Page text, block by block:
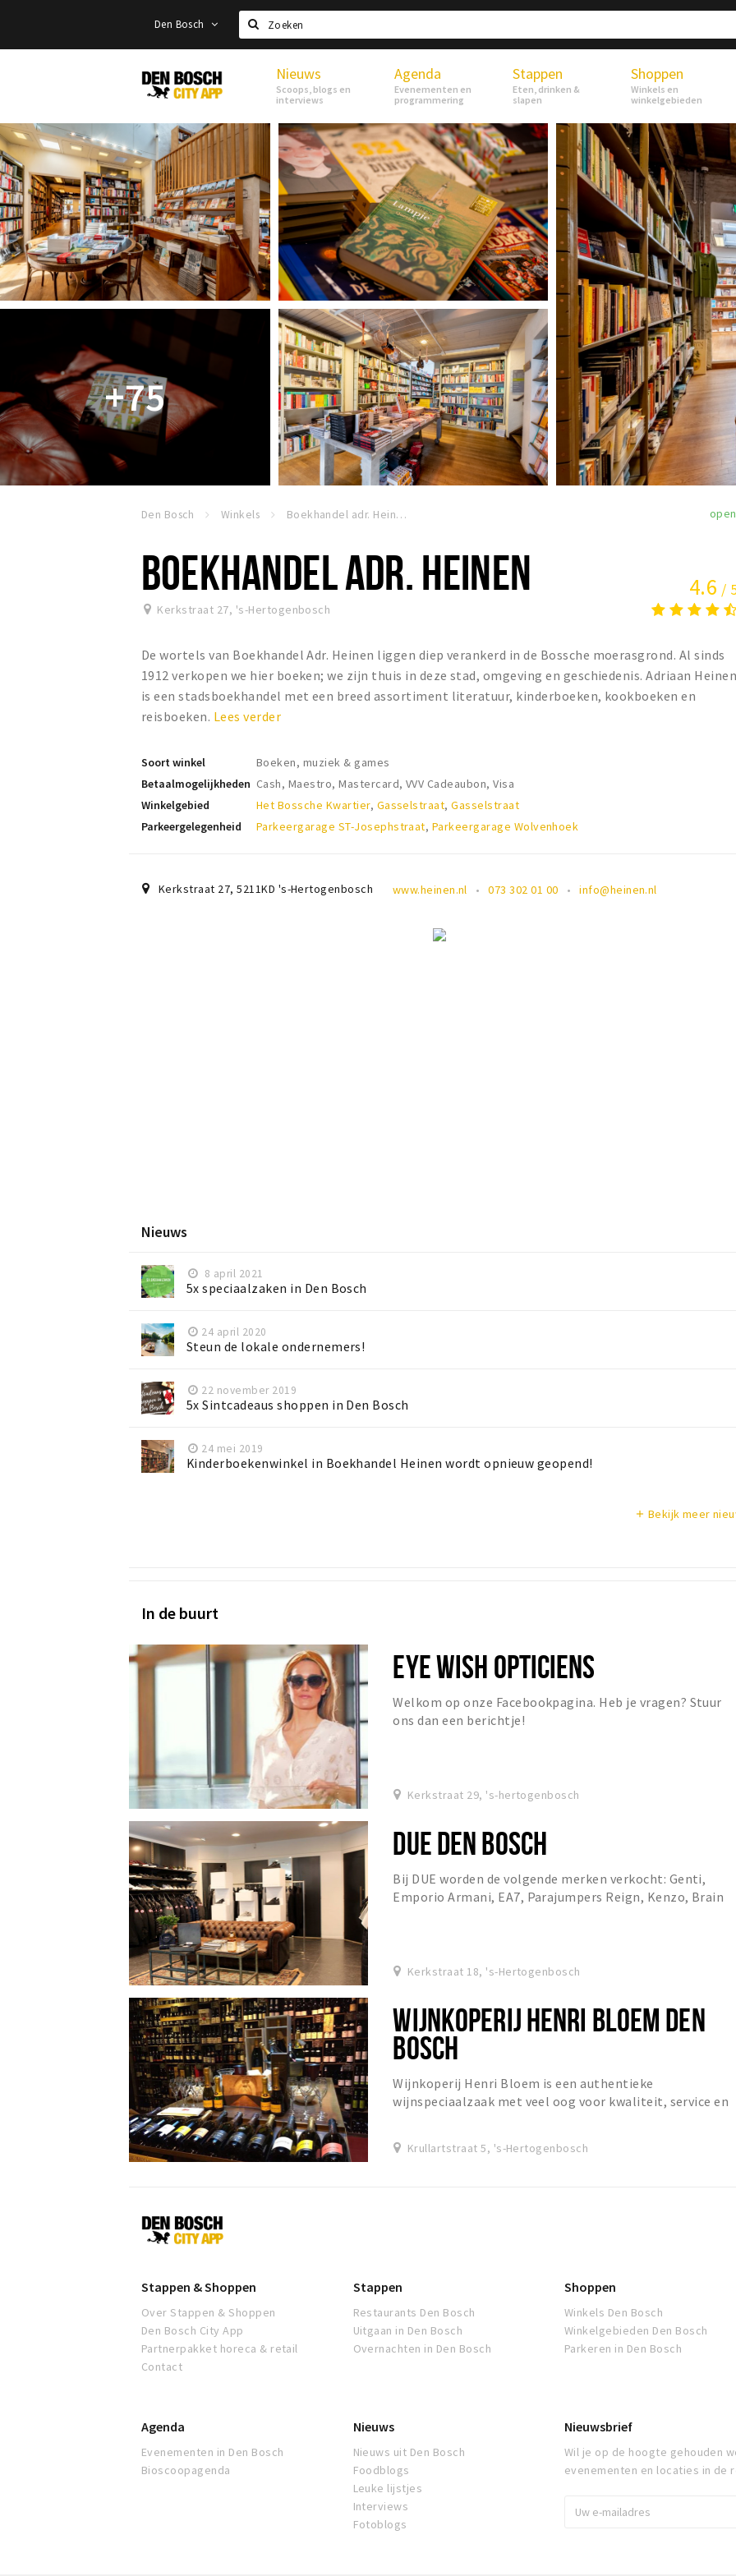
Den Bosch
Zoeken
Den
Bosch
Nieuws
Scoops, blogs en
interviews
Agenda
Evenementen en
programmering
Stappen
Eten, drinken &
slapen
Shoppen
Winkels en
winkelgebieden
+75
Den Bosch Winkels Boekhandel adr. Heinen open
BOEKHANDEL ADR. HEINEN
Kerkstraat 27, 's-Hertogenbosch
4.6 /
De wortels van Boekhandel Adr. Heinen liggen diep verankerd in de Bossche moerasgrond. Al sinds
1912 verkopen we hier boeken; we zijn thuis in deze stad, omgeving en geschiedenis. Adriaan
is een stadsboekhandel met een breed assortiment literatuur, kinderboeken, kookboeken en
reisboeken. Lees verder
Soort winkel
Boeken, muziek & games
Betaalmogelijkheden Cash, Maestro, Mastercard, VVV Cadeaubon, Visa
Winkelgebied
Het Bossche Kwartier, Gasselstraat,Gasselstraat
Parkeergelegenheid
Parkeergarage ST-Josephstraat, Parkeergarage Wolvenhoek
Kerkstraat 27,5211KD 's-Hertogenbosch www.heinen.nl 073 302 01 00 info@heinen.nl
Nieuws
8 april 2021
5x speciaalzaken in Den Bosch
24 april 2020
Steun de lokale ondernemers!
22 november 2019
5x Sintcadeaus shoppen in Den Bosch
24 mei 2019
Kinderboekenwinkel in Boekhandel Heinen wordt opnieuw geopend!
add Bekijk meer
In de buurt
EYE WISH OPTICIENS
Welkom op onze Facebookpagina. Heb je vragen? Stuur
ons dan een berichtje!
Kerkstraat 29, 's-hertogenbosch
DUE DEN BOSCH
Bij DUE worden de volgende merken verkocht: Genti,
Emporio Armani, EA7, Parajumpers Reign, Kenzo, Brain
Kerkstraat 18, 's-Hertogenbosch
WIJNKOPERIJ HENRI BLOEM DEN
BOSCH
Wijnkoperij Henri Bloem is een authentieke
wijnspeciaalzaak met veel oog voor kwaliteit, service en
Krullartstraat 5, 's-Hertogenbosch
Den
Bosch
Stappen & Shoppen
Over Stappen & Shoppen
Den Bosch City App
Partnerpakket horeca & retail
Contact
Stappen
Restaurants Den Bosch
Uitgaan in Den Bosch
Overnachten in Den Bosch
Shoppen
Winkels Den Bosch
Winkelgebieden Den Bosch
Parkeren in Den Bosch
Agenda
Evenementen in Den Bosch
Bioscoopagenda
Nieuws
Nieuws uit Den Bosch
Foodblogs
Leuke lijstjes
Interviews
Fotoblogs
Nieuwsbrief
Wil je op de hoogte gehouden
evenementen en locaties in de